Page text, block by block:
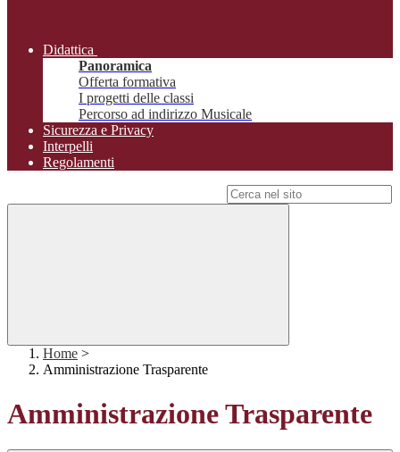
Didattica
Panoramica
Offerta formativa
I progetti delle classi
Percorso ad indirizzo Musicale
Sicurezza e Privacy
Interpelli
Regolamenti
Home >
Amministrazione Trasparente
Amministrazione Trasparente